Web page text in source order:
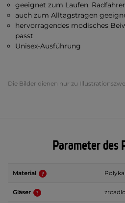
geeignet zum Laufen,
auch zum Alltagstragen
hervorragendes modisches
passt
Unisex-Ausführung
Die Bilder dienen nur zu
Parameter des
Material
Gläser